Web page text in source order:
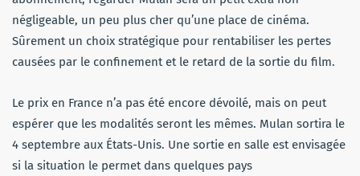
négligeable, un peu plus cher qu’une place de cinéma.
Sûrement un choix stratégique pour rentabiliser les pertes
causées par le confinement et le retard de la sortie du film.
Le prix en France n’a pas été encore dévoilé, mais on peut
espérer que les modalités seront les mêmes. Mulan sortira le
4 septembre aux États-Unis. Une sortie en salle est envisagée
si la situation le permet dans quelques pays